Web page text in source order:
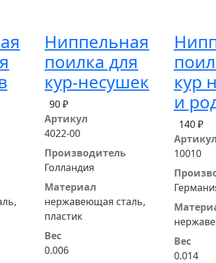
Ниппельная
поилка для
кур-несушек
90 ₽
Артикул
4022-00
Производитель
Голландия
Материал
нержавеющая сталь,
пластик
Вес
0.006
кур
и
140 ₽
Артикул
10010
Вес
0.014